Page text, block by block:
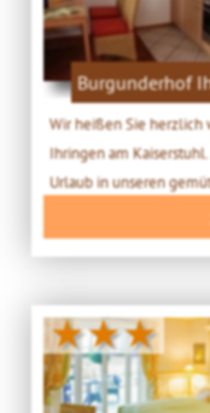
Burgunderhof
Wir heißen Sie
Ihringen am
Urlaub in unseren
★★★